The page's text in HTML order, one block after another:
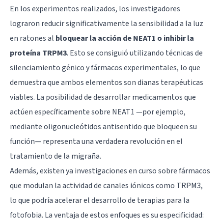
En los experimentos realizados, los investigadores
lograron reducir significativamente la sensibilidad a la luz
en ratones al bloquear la acción de NEAT1 o inhibir la
proteína TRPM3. Esto se consiguió utilizando técnicas de
silenciamiento génico y fármacos experimentales, lo que
demuestra que ambos elementos son dianas terapéuticas
viables. La posibilidad de desarrollar medicamentos que
actúen específicamente sobre NEAT1 —por ejemplo,
mediante oligonucleótidos antisentido que bloqueen su
función— representa una verdadera revolución en el
tratamiento de la migraña.
Además, existen ya investigaciones en curso sobre fármacos
que modulan la actividad de canales iónicos como TRPM3,
lo que podría acelerar el desarrollo de terapias para la
fotofobia. La ventaja de estos enfoques es su especificidad: